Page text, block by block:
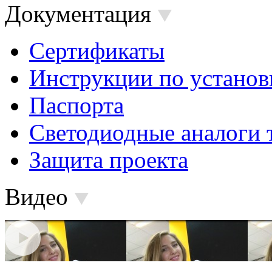
Документация
Сертификаты
Инструкции по
Паспорта
Светодиодные аналоги
Защита проекта
Видео